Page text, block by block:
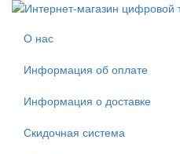
О нас
Информация об оплате
Информация о доставке
Скидочная система